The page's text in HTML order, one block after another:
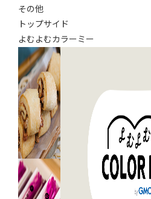
その他
トップサイド
よむよむカラーミー